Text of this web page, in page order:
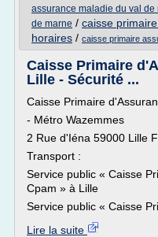
assurance maladie du val de
de marne / caisse
horaires / caisse primaire
Caisse Primaire
Lille - Sécurité ...
Caisse Primaire
- Métro Wazemmes
2 Rue d'Iéna 59000 Lille
Transport :
Service public « Caisse
Cpam » à Lille
Service public « Caisse
Lire la suite